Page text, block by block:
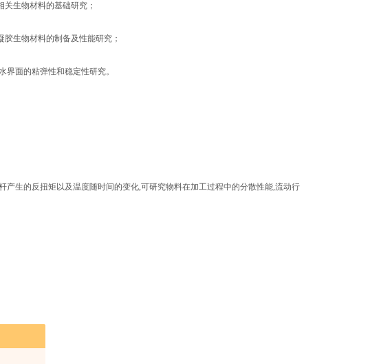
关生物材料的基础研究；
胶生物材料的制备及性能研究；
界面的粘弹性和稳定性研究。
生的反扭矩以及温度随时间的变化,可研究物料在加工过程中的分散性能,流动行